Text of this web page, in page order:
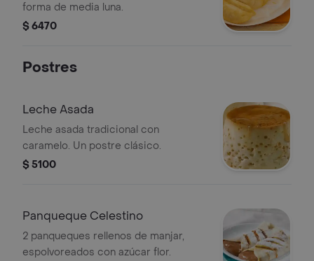
forma de media luna.
$ 6470
Postres
Leche Asada
Leche asada tradicional con
caramelo. Un postre clásico.
$ 5100
Panqueque Celestino
2 panqueques rellenos de manjar,
espolvoreados con azúcar flor.